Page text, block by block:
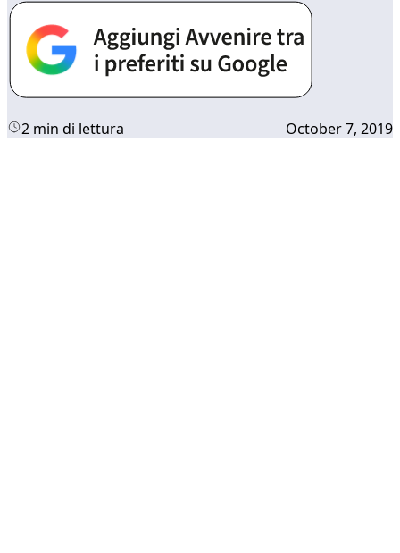
2 min di lettura October 7, 2019